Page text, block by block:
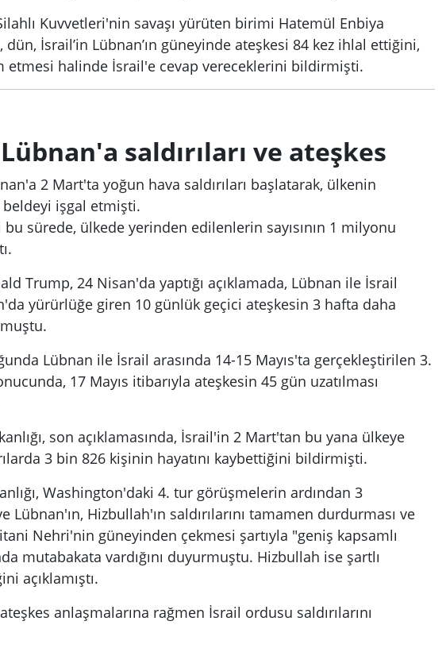
Kuvvetleri'nin savaşı yürüten birimi Hatemül Enbiya
dün, İsrail’in Lübnan’ın güneyinde ateşkesi 84 kez ihlal ettiğini,
etmesi halinde İsrail'e cevap vereceklerini bildirmişti.
saldırıları ve ateşkes
2 Mart'ta yoğun hava saldırıları başlatarak, ülkenin
işgal etmişti.
sürede, ülkede yerinden edilenlerin sayısının 1 milyonu
Trump, 24 Nisan'da yaptığı açıklamada, Lübnan ile İsrail
yürürlüğe giren 10 günlük geçici ateşkesin 3 hafta daha
Lübnan ile İsrail arasında 14-15 Mayıs'ta gerçekleştirilen 3.
17 Mayıs itibarıyla ateşkesin 45 gün uzatılması
son açıklamasında, İsrail'in 2 Mart'tan bu yana ülkeye
3 bin 826 kişinin hayatını kaybettiğini bildirmişti.
Washington'daki 4. tur görüşmelerin ardından 3
Lübnan'ın, Hizbullah'ın saldırılarını tamamen durdurması ve
Nehri'nin güneyinden çekmesi şartıyla "geniş kapsamlı
mutabakata vardığını duyurmuştu. Hizbullah ise şartlı
açıklamıştı.
anlaşmalarına rağmen İsrail ordusu saldırılarını